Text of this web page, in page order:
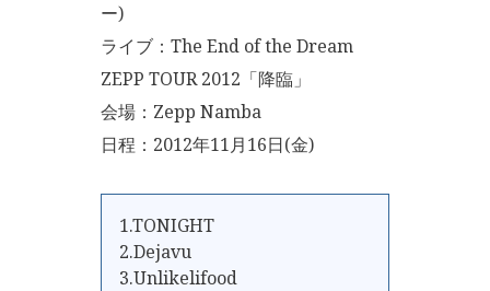
ー)
ライブ：The End of the Dream
ZEPP TOUR 2012「降臨」
会場：Zepp Namba
日程：2012年11月16日(金)
1.TONIGHT
2.Dejavu
3.Unlikelifood